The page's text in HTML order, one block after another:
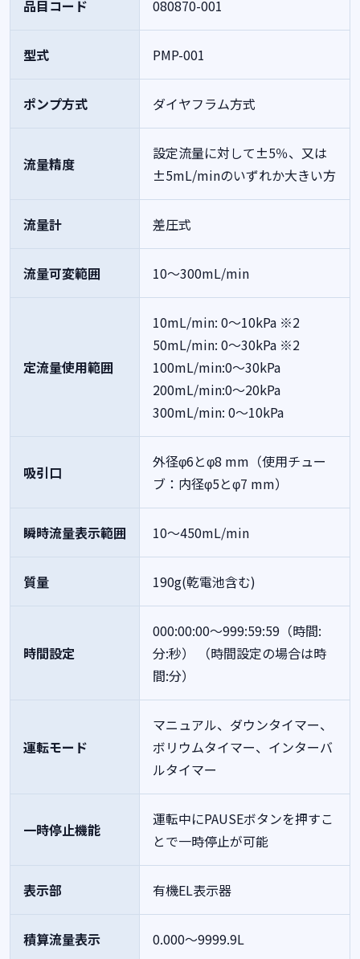
品目コード 080870-001
型式 PMP-001
ポンプ方式 ダイヤフラム方式
流量精度
設定流量に対して±5％、又は
±5mL/minのいずれか大きい方
流量計 差圧式
流量可変範囲 10～300mL/min
定流量使用範囲
10mL/min: 0～10kPa ※2
50mL/min: 0～30kPa ※2
100mL/min:0～30kPa
200mL/min:0～20kPa
300mL/min: 0～10kPa
吸引口
外径φ6とφ8 mm（使用チュー
ブ：内径φ5とφ7 mm）
瞬時流量表示範囲 10～450mL/min
質量 190g(乾電池含む)
時間設定
000:00:00～999:59:59（時間:
分:秒）
（時間設定の場合は時
間:分）
運転モード
マニュアル、ダウンタイマー、
ボリウムタイマー、インターバ
ルタイマー
一時停止機能
運転中にPAUSEボタンを押すこ
とで一時停止が可能
表示部 有機EL表示器
積算流量表示 0.000～9999.9L